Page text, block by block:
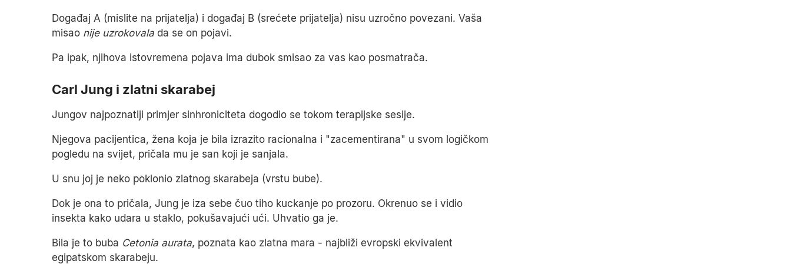
Događaj A (mislite na prijatelja) i događaj B (srećete prijatelja) nisu uzročno povezani. Vaša
misao nije uzrokovala da se on pojavi.
Pa ipak, njihova istovremena pojava ima dubok smisao za vas kao posmatrača.
Carl Jung i zlatni skarabej
Jungov najpoznatiji primjer sinhroniciteta dogodio se tokom terapijske sesije.
Njegova pacijentica, žena koja je bila izrazito racionalna i "zacementirana" u svom logičkom
pogledu na svijet, pričala mu je san koji je sanjala.
U snu joj je neko poklonio zlatnog skarabeja (vrstu bube).
Dok je ona to pričala, Jung je iza sebe čuo tiho kuckanje po prozoru. Okrenuo se i vidio
insekta kako udara u staklo, pokušavajući ući. Uhvatio ga je.
Bila je to buba Cetonia aurata, poznata kao zlatna mara - najbliži evropski ekvivalent
egipatskom skarabeju.